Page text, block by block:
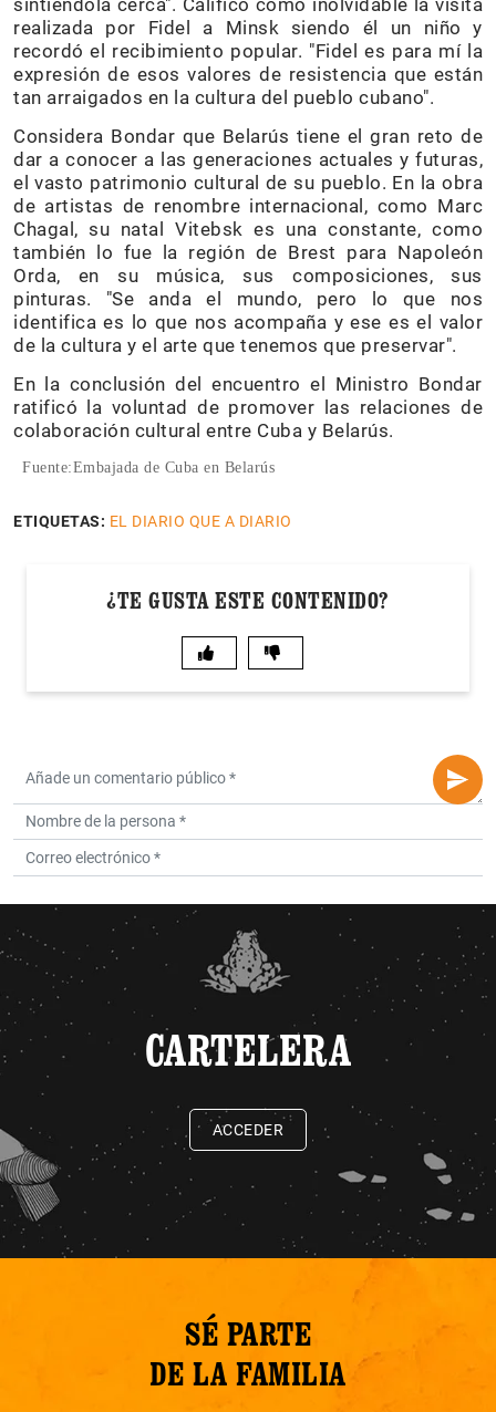
realizada por Fidel a Minsk siendo él un niño y
recordó el recibimiento popular. "Fidel es para mí la
expresión de esos valores de resistencia que están
tan arraigados en la cultura del pueblo cubano".
Considera Bondar que Belarús tiene el gran reto de
dar a conocer a las generaciones actuales y futuras,
el vasto patrimonio cultural de su pueblo. En la obra
de artistas de renombre internacional, como Marc
Chagal, su natal Vitebsk es una constante, como
también lo fue la región de Brest para Napoleón
Orda, en su música, sus composiciones, sus
pinturas. "Se anda el mundo, pero lo que nos
identifica es lo que nos acompaña y ese es el valor
de la cultura y el arte que tenemos que preservar".
En la conclusión del encuentro el Ministro Bondar
ratificó la voluntad de promover las relaciones de
colaboración cultural entre Cuba y Belarús.
Fuente:Embajada de Cuba en Belarús
ETIQUETAS: EL DIARIO QUE A DIARIO
¿TE GUSTA ESTE CONTENIDO?
CARTELERA
ACCEDER
SÉ PARTE
DE LA FAMILIA